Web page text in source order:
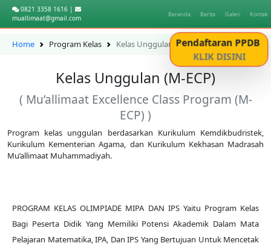
0821 3358 1616 |
muallimaat@gmail.com
Beranda Berita Galeri Kontak
Home Program Kelas Kelas Unggulan (M-ECP)Pendaftaran PPDB
KLIK DISINI
Kelas Unggulan (M-ECP)
( Mu’allimaat Excellence Class Program (M-
ECP) )
Program kelas unggulan berdasarkan Kurikulum Kemdikbudristek,
Kurikulum Kementerian Agama, dan Kurikulum Kekhasan Madrasah
Mu’allimaat Muhammadiyah.
PROGRAM KELAS OLIMPIADE MIPA DAN IPS Yaitu Program Kelas
Bagi Peserta Didik Yang Memiliki Potensi Akademik Dalam Mata
Pelajaran Matematika, IPA, Dan IPS Yang Bertujuan Untuk Mencetak